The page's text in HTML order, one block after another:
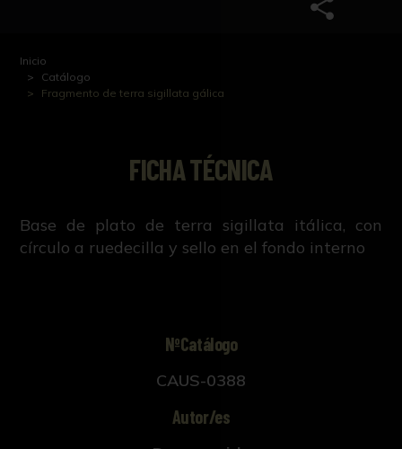
Inicio
Catálogo
Fragmento de terra sigillata gálica
FICHA TÉCNICA
Base de plato de terra sigillata itálica, con
círculo a ruedecilla y sello en el fondo interno
NºCatálogo
CAUS-0388
Autor/es